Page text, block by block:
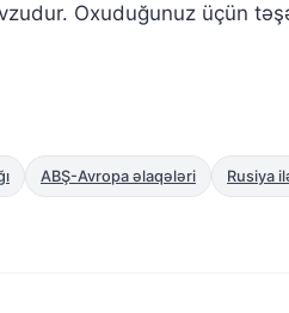
Oxuduğunuz üçün
ABŞ-Avropa əlaqələri Rusiya